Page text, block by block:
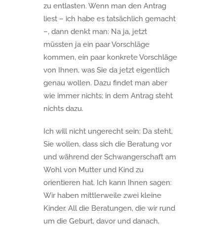
zu entlasten. Wenn man den Antrag
liest – ich habe es tatsächlich gemacht
–, dann denkt man: Na ja, jetzt
müssten ja ein paar Vorschläge
kommen, ein paar konkrete Vorschläge
von Ihnen, was Sie da jetzt eigentlich
genau wollen. Dazu findet man aber
wie immer nichts; in dem Antrag steht
nichts dazu.
Ich will nicht ungerecht sein: Da steht,
Sie wollen, dass sich die Beratung vor
und während der Schwangerschaft am
Wohl von Mutter und Kind zu
orientieren hat. Ich kann Ihnen sagen:
Wir haben mittlerweile zwei kleine
Kinder. All die Beratungen, die wir rund
um die Geburt, davor und danach,